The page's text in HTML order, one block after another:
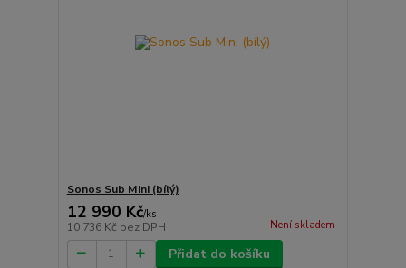
Sonos Sub Mini (bílý)
12 990 Kč/ks
10 736 Kč bez DPH Není skladem
Přidat do košíku